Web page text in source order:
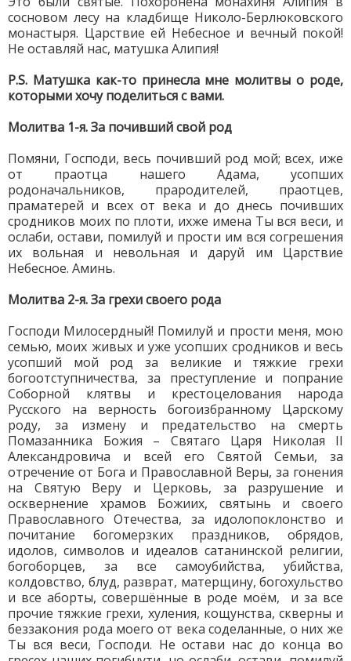
сосновом лесу на кладбище Николо-Берлюковского
монастыря. Царствие ей Небесное и вечный покой!
Не оставляй нас, матушка Алипия!
P.S. Матушка как-то принесла мне молитвы о роде,
которыми хочу поделиться с вами.
Молитва 1-я. За почивший свой род
Помяни, Господи, весь почивший род мой; всех, иже
от праотца нашего Адама, усопших
родоначальников, прародителей, праотцев,
праматерей и всех от века и до днесь почивших
сродников моих по плоти, ихже имена Ты вся веси, и
ослаби, остави, помилуй и прости им вся согрешения
их вольная и невольная и даруй им Царствие
Небесное. Аминь.
Молитва 2-я. За грехи своего рода
Господи Милосердный! Помилуй и прости меня, мою
семью, моих живых и уже усопших сродников и весь
усопший мой род за великие и тяжкие грехи
богоотступничества, за преступление и попрание
Соборной клятвы и крестоцелования народа
Русского на верность богоизбранному Царскому
роду, за измену и предательство на смерть
Помазанника Божия – Святаго Царя Николая II
Александровича и всей его Святой Семьи, за
отречение от Бога и Православной Веры, за гонения
на Святую Веру и Церковь, за разрушение и
осквернение храмов Божиих, святынь и своего
Православного Отечества, за идолопоклонство и
почитание богомерзких праздников, обрядов,
идолов, символов и идеалов сатанинской религии,
богоборцев, за все самоубийства, убийства,
колдовство, блуд, разврат, матерщину, богохульство
и все аборты, совершённые в роде моём, и за все
прочие тяжкие грехи, хуления, кощунства, скверны и
беззакония рода моего от века соделанные, о них же
Ты вся веси, Господи. Не остави нас до конца во